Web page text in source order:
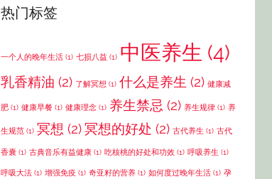
热门标签
一个人的晚年生活 (1) 七损八益 (1) 中医养生 (4)
乳香精油 (2) 了解冥想 (1) 什么是养生 (2) 健康减
肥 (1) 健康早餐 (1) 健康理念 (1) 养生禁忌 (2) 养生规律 (1) 养
生规范 (1) 冥想 (2)冥想的好处 (2) 古代养生 (1) 古代
香囊 (1) 古典音乐有益健康 (1) 吃核桃的好处和功效 (1) 呼吸养生 (1)
呼吸大法 (1) 增强免疫 (1) 奇亚籽的营养 (1) 如何度过晚年生活 (1) 孕